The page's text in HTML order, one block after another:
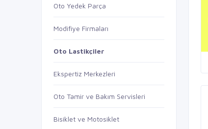
Oto Yedek Parça
Modifiye Firmaları
Oto Lastikçiler
Ekspertiz Merkezleri
Oto Tamir ve Bakım Servisleri
Bisiklet ve Motosiklet